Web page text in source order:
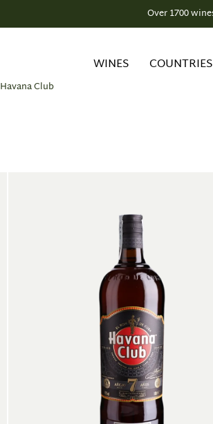
Over 1700
Havana Club
WINES